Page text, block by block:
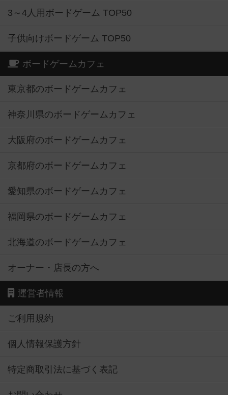
3～4人用ボードゲーム TOP50
子供向けボードゲーム TOP50
ボードゲームカフェ
東京都のボードゲームカフェ
神奈川県のボードゲームカフェ
大阪府のボードゲームカフェ
京都府のボードゲームカフェ
愛知県のボードゲームカフェ
福岡県のボードゲームカフェ
北海道のボードゲームカフェ
オーナー・店長の方へ
運営者情報
ご利用規約
個人情報保護方針
特定商取引法に基づく表記